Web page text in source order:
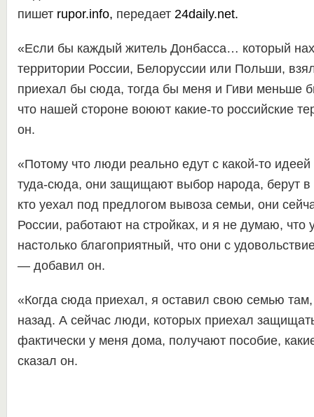
пишет rupor.info, передает 24daily.net.
«Если бы каждый житель Донбасса… который
территории России, Белоруссии или Польши,
приехал бы сюда, тогда бы меня и Гиви меньше
что нашей стороне воюют какие-то российские
он.
«Потому что люди реально едут с какой-то
туда-сюда, они защищают выбор народа, берут в
кто уехал под предлогом вывоза семьи, они
России, работают на стройках, и я не думаю, что
настолько благоприятный, что они с
— добавил он.
«Когда сюда приехал, я оставил свою семью
назад. А сейчас люди, которых приехал
фактически у меня дома, получают пособие,
сказал он.